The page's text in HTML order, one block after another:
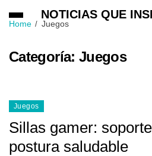
NOTICIAS QUE
Home Juegos
Categoría: Juegos
Juegos
Sillas gamer:
postura saludable